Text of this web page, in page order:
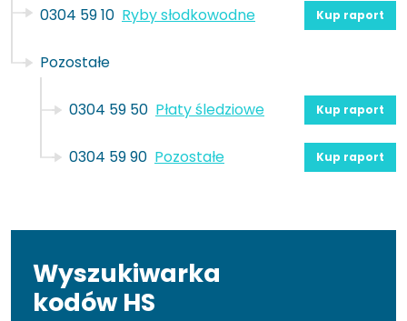
0304 59 10 Ryby słodkowodne Kup raport
Pozostałe
0304 59 50 Płaty śledziowe Kup raport
0304 59 90 Pozostałe Kup raport
Wyszukiwarka
kodów HS